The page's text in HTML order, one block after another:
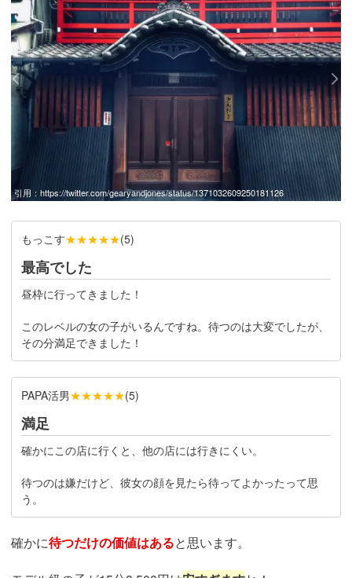
引用： https://twitter.com/gearyandjones/status/1371032609250181126
もっこす★★★★★(5)
最高でした
昼枠に行ってきました！
このレベルの女の子がいるんですね。待つのは大変でしたが、
その分満足できました！
PAPA活男★★★★★(5)
満足
確かにこの店に行くと、他の店には行きにくい。
待つのは嫌だけど、彼女の顔を見たら待ってよかったって思
う。
確かに待つだけの価値はあると思います。